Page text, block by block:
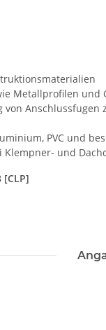
Metallprofilen und
PVC und
und
[CLP]